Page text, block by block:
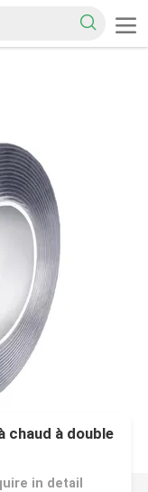
chaud à double
in detail